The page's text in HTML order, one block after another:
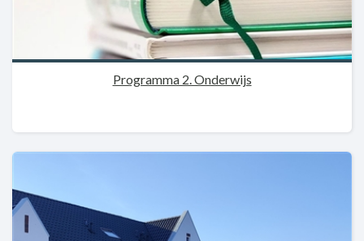
Programma 2. Onderwijs